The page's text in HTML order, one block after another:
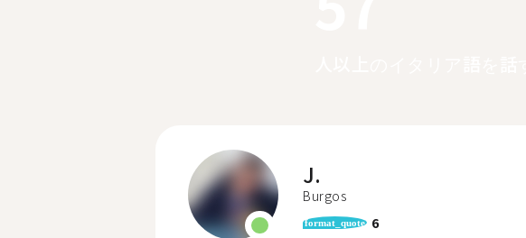
J.
Burgos
format_quote 6